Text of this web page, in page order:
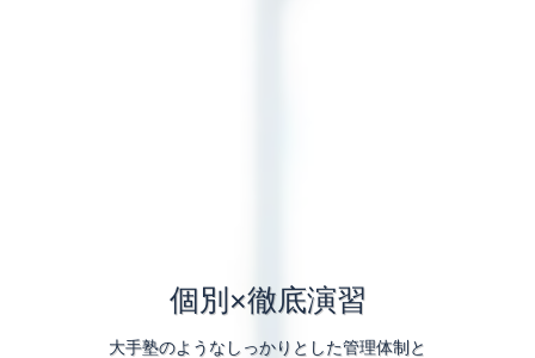
個別×徹底演習
大手塾のようなしっかりとした管理体制と